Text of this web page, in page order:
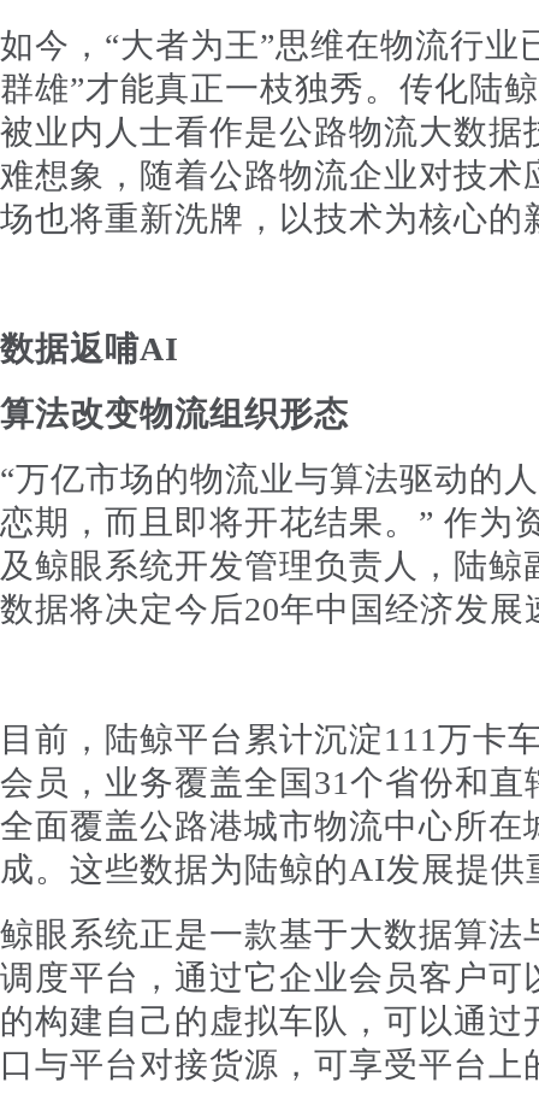
如今，“大者为王”思维在物流行业
群雄”才能真正一枝独秀。传化陆
被业内人士看作是公路物流大数
难想象，随着公路物流企业对技
场也将重新洗牌，以技术为核心的
数据返哺AI
算法改变物流组织形态
“万亿市场的物流业与算法驱动的
恋期，而且即将开花结果。” 作为
及鲸眼系统开发管理负责人，陆
数据将决定今后20年中国经济发展
目前，陆鲸平台累计沉淀111万卡
会员，业务覆盖全国31个省份和直
全面覆盖公路港城市物流中心所在
成。这些数据为陆鲸的AI发展提供
鲸眼系统正是一款基于大数据算
调度平台，通过它企业会员客户
的构建自己的虚拟车队，可以通
口与平台对接货源，可享受平台